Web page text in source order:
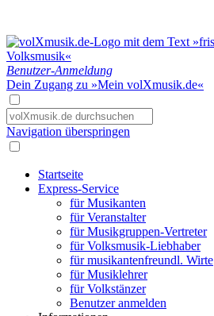
Benutzer-Anmeldung
Dein Zugang zu »Mein volXmusik.de«
Navigation überspringen
Startseite
Express-Service
für Musikanten
für Veranstalter
für Musikgruppen-Vertreter
für Volksmusik-Liebhaber
für musikantenfreundl. Wirte
für Musiklehrer
für Volkstänzer
Benutzer anmelden